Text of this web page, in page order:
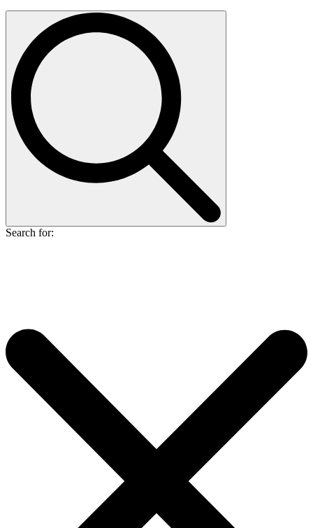
Search for: